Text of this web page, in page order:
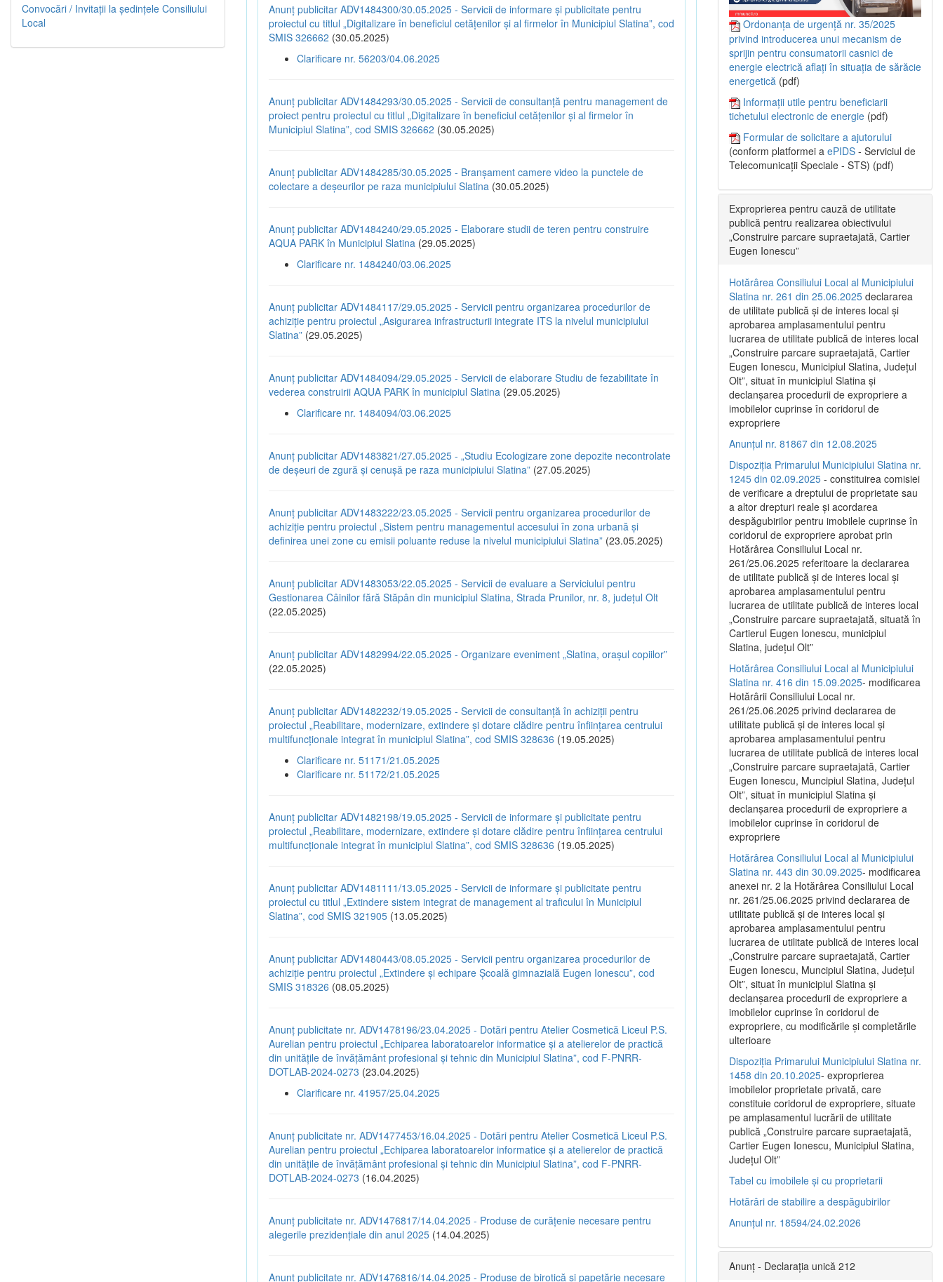
Anunț publicitar ADV1484300/30.05.2025 - Servicii de informare și publicitate pentru
proiectul cu titlul „Digitalizare în beneficiul cetățenilor și al firmelor în Municipiul Slatina”, cod
SMIS 326662 (30.05.2025)
Clarificare nr. 56203/04.06.2025
Anunț publicitar ADV1484293/30.05.2025 - Servicii de consultanță pentru management de
proiect pentru proiectul cu titlul „Digitalizare în beneficiul cetățenilor și al firmelor în
Municipiul Slatina”, cod SMIS 326662 (30.05.2025)
Anunț publicitar ADV1484285/30.05.2025 - Branșament camere video la punctele de
colectare a deșeurilor pe raza municipiului Slatina (30.05.2025)
Anunț publicitar ADV1484240/29.05.2025 - Elaborare studii de teren pentru construire
AQUA PARK în Municipiul Slatina (29.05.2025)
Clarificare nr. 1484240/03.06.2025
Anunț publicitar ADV1484117/29.05.2025 - Servicii pentru organizarea procedurilor de
achiziție pentru proiectul „Asigurarea infrastructurii integrate ITS la nivelul municipiului
Slatina” (29.05.2025)
Anunț publicitar ADV1484094/29.05.2025 - Servicii de elaborare Studiu de fezabilitate în
vederea construirii AQUA PARK în municipiul Slatina (29.05.2025)
Clarificare nr. 1484094/03.06.2025
Anunț publicitar ADV1483821/27.05.2025 - „Studiu Ecologizare zone depozite necontrolate
de deșeuri de zgură și cenușă pe raza municipiului Slatina” (27.05.2025)
Anunț publicitar ADV1483222/23.05.2025 - Servicii pentru organizarea procedurilor de
achiziție pentru proiectul „Sistem pentru managementul accesului în zona urbană și
definirea unei zone cu emisii poluante reduse la nivelul municipiului Slatina” (23.05.2025)
Anunț publicitar ADV1483053/22.05.2025 - Servicii de evaluare a Serviciului pentru
Gestionarea Câinilor fără Stăpân din municipiul Slatina, Strada Prunilor, nr. 8, județul Olt
(22.05.2025)
Anunț publicitar ADV1482994/22.05.2025 - Organizare eveniment „Slatina, orașul copiilor”
(22.05.2025)
Anunț publicitar ADV1482232/19.05.2025 - Servicii de consultanță în achiziții pentru
proiectul „Reabilitare, modernizare, extindere și dotare clădire pentru înființarea centrului
multifuncționale integrat în municipiul Slatina”, cod SMIS 328636 (19.05.2025)
Clarificare nr. 51171/21.05.2025
Clarificare nr. 51172/21.05.2025
Anunț publicitar ADV1482198/19.05.2025 - Servicii de informare și publicitate pentru
proiectul „Reabilitare, modernizare, extindere și dotare clădire pentru înființarea centrului
multifuncționale integrat în municipiul Slatina”, cod SMIS 328636 (19.05.2025)
Anunț publicitar ADV1481111/13.05.2025 - Servicii de informare și publicitate pentru
proiectul cu titlul „Extindere sistem integrat de management al traficului în Municipiul
Slatina”, cod SMIS 321905 (13.05.2025)
Anunț publicitar ADV1480443/08.05.2025 - Servicii pentru organizarea procedurilor de
achiziție pentru proiectul „Extindere și echipare Școală gimnazială Eugen Ionescu”, cod
SMIS 318326 (08.05.2025)
Anunț publicitate nr. ADV1478196/23.04.2025 - Dotări pentru Atelier Cosmetică Liceul P.S.
Aurelian pentru proiectul „Echiparea laboratoarelor informatice și a atelierelor de practică
din unitățile de învățământ profesional și tehnic din Municipiul Slatina”, cod F-PNRR-
DOTLAB-2024-0273 (23.04.2025)
Clarificare nr. 41957/25.04.2025
Anunț publicitate nr. ADV1477453/16.04.2025 - Dotări pentru Atelier Cosmetică Liceul P.S.
Aurelian pentru proiectul „Echiparea laboratoarelor informatice și a atelierelor de practică
din unitățile de învățământ profesional și tehnic din Municipiul Slatina”, cod F-PNRR-
DOTLAB-2024-0273 (16.04.2025)
Anunț publicitate nr. ADV1476817/14.04.2025 - Produse de curățenie necesare pentru
alegerile prezidențiale din anul 2025 (14.04.2025)
Anunț publicitate nr. ADV1476816/14.04.2025 - Produse de birotică și papetărie necesare
Convocări / Invitaţii la şedinţele Consiliului
Local
Ordonanța de urgență nr. 35/2025
privind introducerea unui mecanism de
sprijin pentru consumatorii casnici de
energie electrică aflați în situația de sărăcie
energetică (pdf)
Informații utile pentru beneficiarii
tichetului electronic de energie (pdf)
Formular de solicitare a ajutorului
(conform platformei a ePIDS - Serviciul de
Telecomunicații Speciale - STS) (pdf)
Exproprierea pentru cauză de utilitate
publică pentru realizarea obiectivului
„Construire parcare supraetajată, Cartier
Eugen Ionescu”
Hotărârea Consiliului Local al Municipiului
Slatina nr. 261 din 25.06.2025 declararea
de utilitate publică și de interes local și
aprobarea amplasamentului pentru
lucrarea de utilitate publică de interes local
„Construire parcare supraetajată, Cartier
Eugen Ionescu, Municipiul Slatina, Județul
Olt”, situat în municipiul Slatina și
declanșarea procedurii de expropriere a
imobilelor cuprinse în coridorul de
expropriere
Anunțul nr. 81867 din 12.08.2025
Dispoziția Primarului Municipiului Slatina nr.
1245 din 02.09.2025 - constituirea comisiei
de verificare a dreptului de proprietate sau
a altor drepturi reale și acordarea
despăgubirilor pentru imobilele cuprinse în
coridorul de expropriere aprobat prin
Hotărârea Consiliului Local nr.
261/25.06.2025 referitoare la declararea
de utilitate publică și de interes local și
aprobarea amplasamentului pentru
lucrarea de utilitate publică de interes local
„Construire parcare supraetajată, situată în
Cartierul Eugen Ionescu, municipiul
Slatina, județul Olt”
Hotărârea Consiliului Local al Municipiului
Slatina nr. 416 din 15.09.2025- modificarea
Hotărârii Consiliului Local nr.
261/25.06.2025 privind declararea de
utilitate publică și de interes local și
aprobarea amplasamentului pentru
lucrarea de utilitate publică de interes local
„Construire parcare supraetajată, Cartier
Eugen Ionescu, Muncipiul Slatina, Județul
Olt”, situat în municipiul Slatina și
declanșarea procedurii de expropriere a
imobilelor cuprinse în coridorul de
expropriere
Hotărârea Consiliului Local al Municipiului
Slatina nr. 443 din 30.09.2025- modificarea
anexei nr. 2 la Hotărârea Consiliului Local
nr. 261/25.06.2025 privind declararea de
utilitate publică şi de interes local şi
aprobarea amplasamentului pentru
lucrarea de utilitate publică de interes local
„Construire parcare supraetajată, Cartier
Eugen Ionescu, Muncipiul Slatina, Judeţul
Olt”, situat în municipiul Slatina şi
declanşarea procedurii de expropriere a
imobilelor cuprinse în coridorul de
expropriere, cu modificările şi completările
ulterioare
Dispoziția Primarului Municipiului Slatina nr.
1458 din 20.10.2025- exproprierea
imobilelor proprietate privată, care
constituie coridorul de expropriere, situate
pe amplasamentul lucrării de utilitate
publică „Construire parcare supraetajată,
Cartier Eugen Ionescu, Municipiul Slatina,
Județul Olt”
Tabel cu imobilele și cu proprietarii
Hotărâri de stabilire a despăgubirilor
Anunțul nr. 18594/24.02.2026
Anunț - Declarația unică 212